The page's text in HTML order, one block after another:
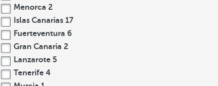
Menorca 2
Islas Canarias 17
Fuerteventura 6
Gran Canaria 2
Lanzarote 5
Tenerife 4